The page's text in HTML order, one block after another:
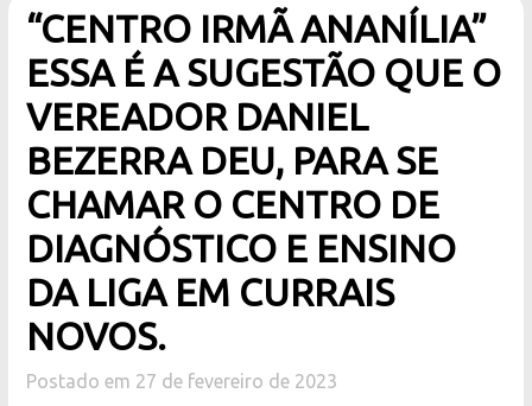
“CENTRO IRMÃ ANANÍLIA”
ESSA É A SUGESTÃO QUE O
VEREADOR DANIEL
BEZERRA DEU, PARA SE
CHAMAR O CENTRO DE
DIAGNÓSTICO E ENSINO
DA LIGA EM CURRAIS
NOVOS.
Postado em 27 de fevereiro de 2023